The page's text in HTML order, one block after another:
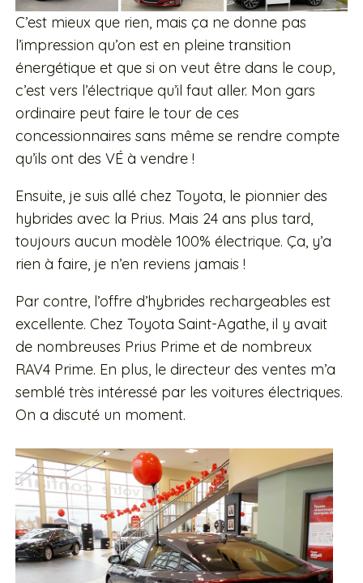
C’est mieux que rien, mais ça ne donne pas
l’impression qu’on est en pleine transition
énergétique et que si on veut être dans le coup,
c’est vers l’électrique qu’il faut aller. Mon gars
ordinaire peut faire le tour de ces
concessionnaires sans même se rendre compte
qu’ils ont des VÉ à vendre !
Ensuite, je suis allé chez Toyota, le pionnier des
hybrides avec la Prius. Mais 24 ans plus tard,
toujours aucun modèle 100% électrique. Ça, y’a
rien à faire, je n’en reviens jamais !
Par contre, l’offre d’hybrides rechargeables est
excellente. Chez Toyota Saint-Agathe, il y avait
de nombreuses Prius Prime et de nombreux
RAV4 Prime. En plus, le directeur des ventes m’a
semblé très intéressé par les voitures électriques.
On a discuté un moment.